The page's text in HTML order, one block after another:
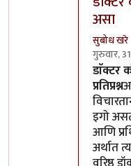
असा
सुबोध खरे
गुरुवार,
In
डाॅक्टर
प्रतिप्रश्न
इगो
आणि
अर्थात